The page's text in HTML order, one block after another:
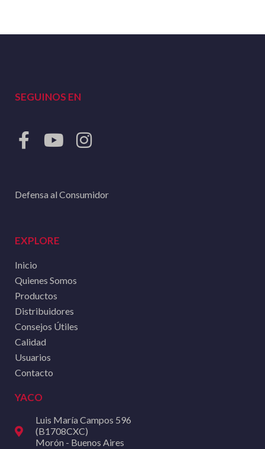
SEGUINOS EN
Defensa al Consumidor
EXPLORE
Inicio
Quienes Somos
Productos
Distribuidores
Consejos Útiles
Calidad
Usuarios
Contacto
YACO
Luis María Campos 596
(B1708CXC)
Morón - Buenos Aires